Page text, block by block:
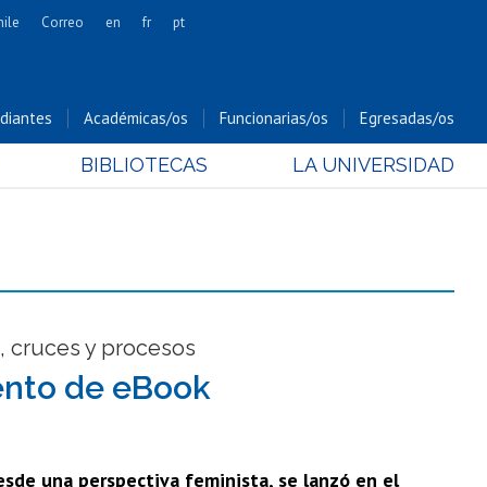
Cs. Forestales y Conservación
Cs. Sociales
Estudios Internacionales
Bachillerato
Correo en fr pt
Académicas/os Funcionarias/os Egresadas/os
BIBLIOTECAS LA UNIVERSIDAD
cruces y procesos
de eBook
una perspectiva feminista, se lanzó en el